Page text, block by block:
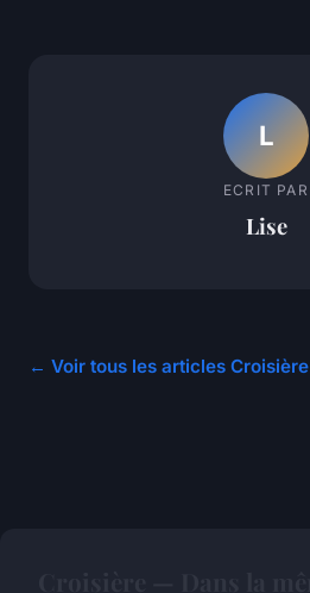
L
ECRIT PAR
Lise
← Voir tous les articles Croisière